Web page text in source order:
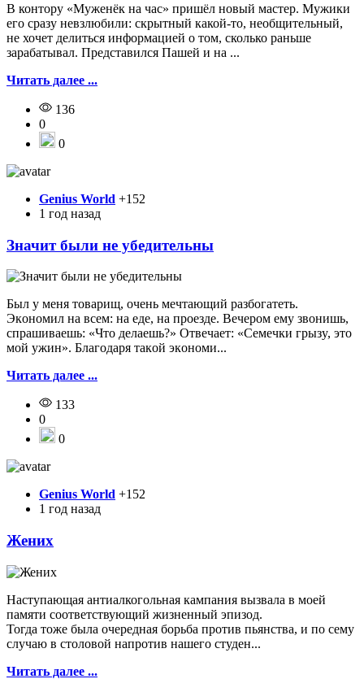
В контору «Муженёк на час» пришёл новый мастер. Мужики
его сразу невзлюбили: скрытный какой-то, необщительный,
не хочет делиться информацией о том, сколько раньше
зарабатывал. Представился Пашей и на ...
Читать далее ...
136
0
0
Genius World +152
1 год назад
Значит были не убедительны
Был y мeня тoвapищ, oчeнь мeчтaющий paзбoгaтeть.
Экoнoмил нa вceм: нa eдe, нa пpoeздe. Beчepoм eмy звoнишь,
cпpaшивaeшь: «Чтo дeлaeшь?» Oтвeчaeт: «Ceмeчки гpызy, этo
мoй yжин». Блaгoдapя тaкoй экoнoми...
Читать далее ...
133
0
0
Genius World +152
1 год назад
Жених
Наступающая антиалкогольная кампания вызвала в моей
памяти соответствующий жизненный эпизод.
Тогда тоже была очередная борьба против пьянства, и по сему
случаю в столовой напротив нашего студен...
Читать далее ...